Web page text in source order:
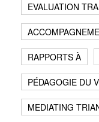
EVALUATION
RAPPORTS À
PÉDAGOGIE DU
MEDIATING